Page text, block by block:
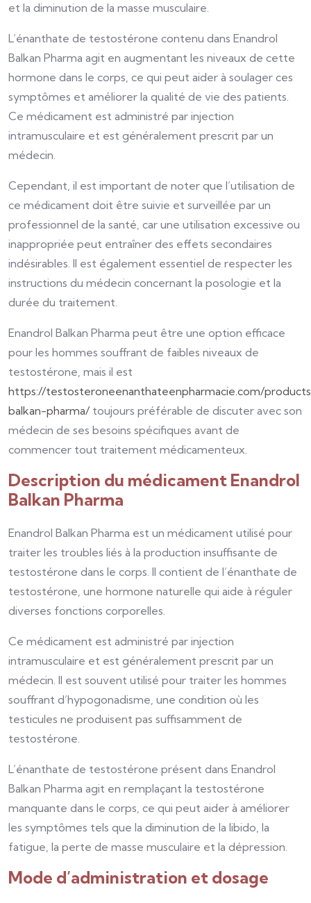
et la diminution de la masse musculaire.
L’énanthate de testostérone contenu dans Enandrol
Balkan Pharma agit en augmentant les niveaux de cette
hormone dans le corps, ce qui peut aider à soulager ces
symptômes et améliorer la qualité de vie des patients.
Ce médicament est administré par injection
intramusculaire et est généralement prescrit par un
médecin.
Cependant, il est important de noter que l’utilisation de
ce médicament doit être suivie et surveillée par un
professionnel de la santé, car une utilisation excessive ou
inappropriée peut entraîner des effets secondaires
indésirables. Il est également essentiel de respecter les
instructions du médecin concernant la posologie et la
durée du traitement.
Enandrol Balkan Pharma peut être une option efficace
pour les hommes souffrant de faibles niveaux de
testostérone, mais il est
https://testosteroneenanthateenpharmacie.com/
balkan-pharma/ toujours préférable de discuter avec son
médecin de ses besoins spécifiques avant de
commencer tout traitement médicamenteux.
Description du médicament Enandrol
Balkan Pharma
Enandrol Balkan Pharma est un médicament utilisé pour
traiter les troubles liés à la production insuffisante de
testostérone dans le corps. Il contient de l’énanthate de
testostérone, une hormone naturelle qui aide à réguler
diverses fonctions corporelles.
Ce médicament est administré par injection
intramusculaire et est généralement prescrit par un
médecin. Il est souvent utilisé pour traiter les hommes
souffrant d’hypogonadisme, une condition où les
testicules ne produisent pas suffisamment de
testostérone.
L’énanthate de testostérone présent dans Enandrol
Balkan Pharma agit en remplaçant la testostérone
manquante dans le corps, ce qui peut aider à améliorer
les symptômes tels que la diminution de la libido, la
fatigue, la perte de masse musculaire et la dépression.
Mode d’administration et dosage